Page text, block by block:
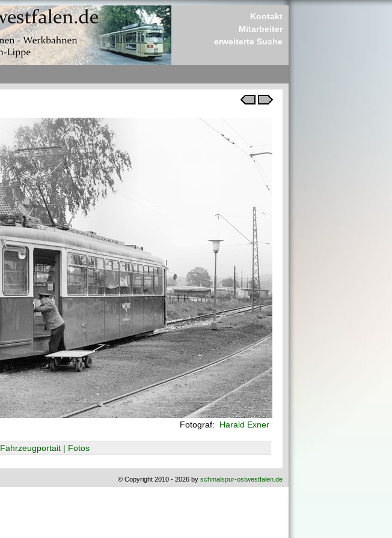
Kontakt
Mitarbeiter
erweiterte Suche
Fotograf: Harald Exner
Fahrzeugportait | Fotos
© Copyright 2010 - 2026 by schmalspur-ostwestfalen.de